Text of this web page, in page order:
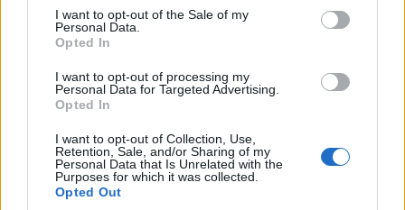
consent section.
I want to opt-out of the Sale of my
Personal Data.
Opted In
I want to opt-out of processing my
Personal Data for Targeted Advertising.
Opted In
I want to opt-out of Collection, Use,
Retention, Sale, and/or Sharing of my
Personal Data that Is Unrelated with the
Purposes for which it was collected.
Opted Out